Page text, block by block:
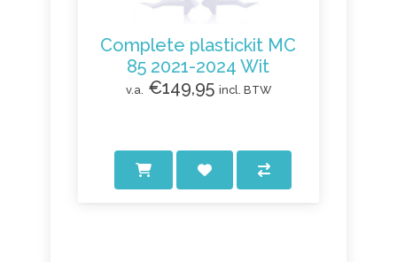
Complete plastickit MC
85 2021-2024 Wit
v.a. €149,95 incl. BTW